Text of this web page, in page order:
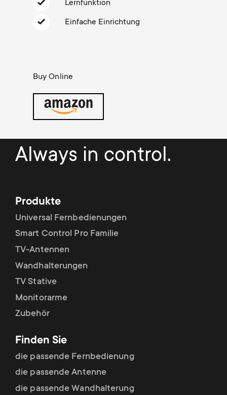
y
p
o
u
c
t
s
m
e
n
u
Kabelmanagement
a
y
s
p
p
o
r
t
m
e
n
Lernfunktion
Einfache Einrichtung
Buy Online
Always in control.
Produkte
Universal Fernbedienungen
Smart Control Pro Familie
TV-Antennen
Wandhalterungen
TV Stative
Monitorarme
Zubehör
Finden Sie
die passende Fernbedienung
die passende Antenne
die passende Wandhalterung